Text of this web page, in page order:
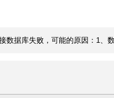
数据库失败，可能的原因：1、